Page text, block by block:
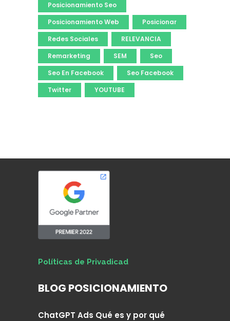
Posicionamiento Seo
Posicionamiento Web
Posicionar
Redes Sociales
RELEVANCIA
Remarketing
SEM
Seo
Seo En Facebook
Seo Facebook
Twitter
YOUTUBE
Políticas de Privadicad
BLOG POSICIONAMIENTO
ChatGPT Ads Qué es y por qué